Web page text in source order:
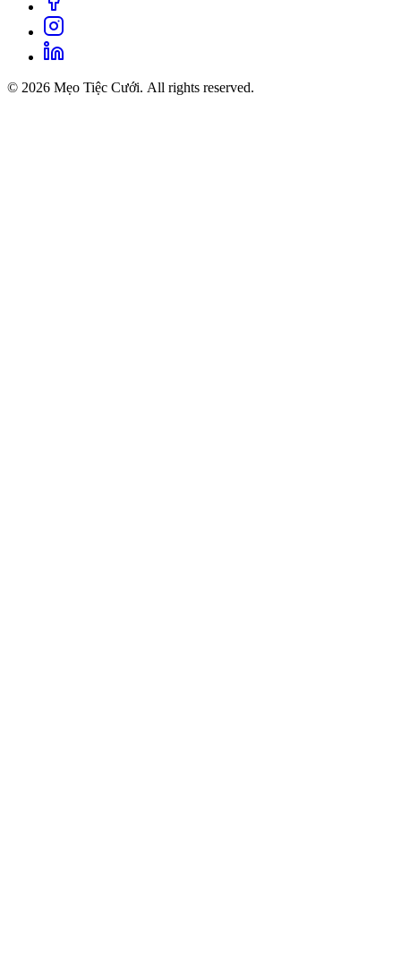
© 2026 Mẹo Tiệc Cưới. All rights reserved.